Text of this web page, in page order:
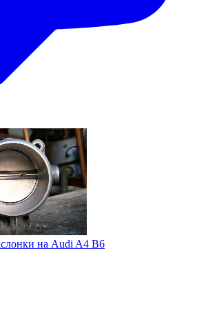
на Audi A4 B6